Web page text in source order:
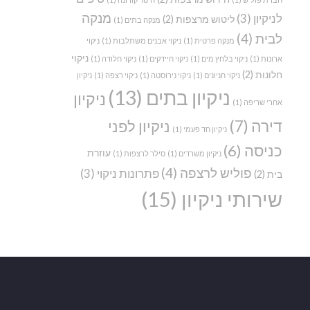
לניקיון (3) ליטוש מרצפות (2) מנקה בתים (1)
מנקה
לבית (4) מנקה פרטית (1) ניקוי אבנים משתלבות (1)
ניקוי
ארונות (1) ניקוי בלחץ מים (1) ניקוי חיידקים (1) ניקוי חלודה (1)
ניקוי
חלונות (2) ניקוי חניונים (1) ניקוי נירוסטה (1) ניקוי רצפה (1) ניקיון
אחרי שריפה (1) ניקיון בתים (13)
ניקיון
דירה (7) ניקיון חד פעמי (1)
ניקיון לפני
כניסה (6) ניקיון משרדים (1) סילר לרצפות (1)
עוזרת
בית (2) פוליש לרצפה (4) פתרונות ניקוי (3)
שירותי ניקיון (15)